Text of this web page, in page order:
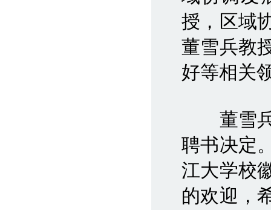
授，区域
董雪兵教
好等相关
董雪兵
聘书决定
江大学校
的欢迎，